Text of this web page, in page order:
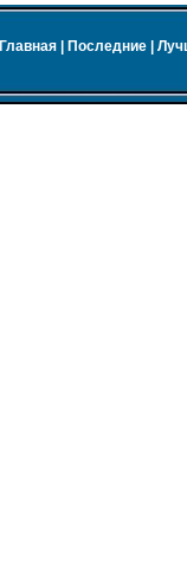
Главная Последние